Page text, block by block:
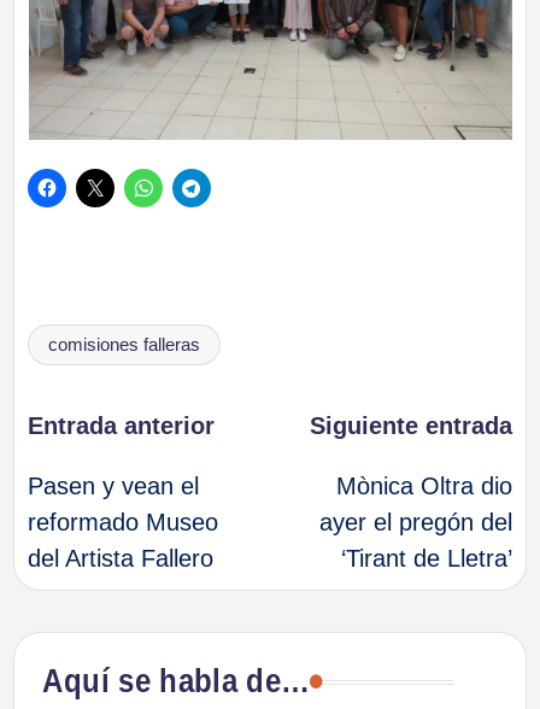
Etiquetas:
comisiones falleras
Navegación
de
entradas
Entrada anterior
Pasen y vean el
reformado Museo
del Artista Fallero
Siguiente entrada
Mònica Oltra dio
ayer el pregón del
‘Tirant de Lletra’
Aquí se habla de…